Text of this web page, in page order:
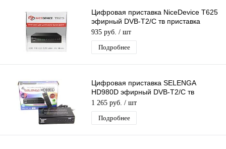
Цифровая приставка NiceDevice T625
эфирный DVB-T2/C тв приставка
бесплатное тв тюнер медиаплеер
935 руб. / шт
Подробнее
Цифровая приставка SELENGA
HD980D эфирный DVB-T2/C тв
ресивер, тюнер бесплатного IPTV,
медиаплеер
1 265 руб. / шт
Подробнее